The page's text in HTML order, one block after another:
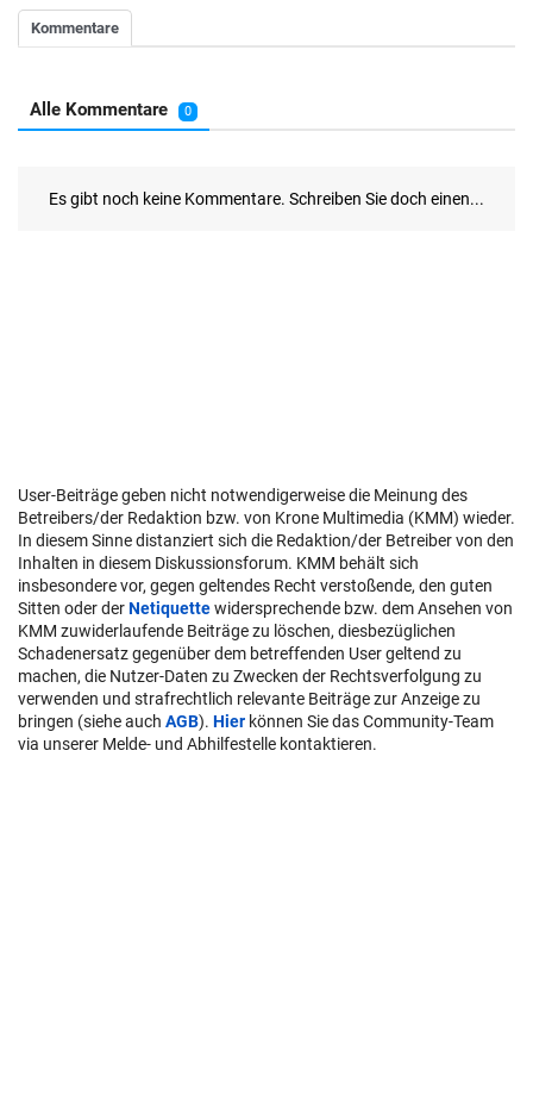
User-Beiträge geben nicht notwendigerweise die Meinung des
Betreibers/der Redaktion bzw. von Krone Multimedia (KMM) wieder.
In diesem Sinne distanziert sich die Redaktion/der Betreiber von den
Inhalten in diesem Diskussionsforum. KMM behält sich
insbesondere vor, gegen geltendes Recht verstoßende, den guten
Sitten oder derNetiquettewidersprechende bzw. dem Ansehen von
KMM zuwiderlaufende Beiträge zu löschen, diesbezüglichen
Schadenersatz gegenüber dem betreffenden User geltend zu
machen, die Nutzer-Daten zu Zwecken der Rechtsverfolgung zu
verwenden und strafrechtlich relevante Beiträge zur Anzeige zu
bringen (siehe auch AGB). Hier können Sie das Community-Team
via unserer Melde- und Abhilfestelle kontaktieren.